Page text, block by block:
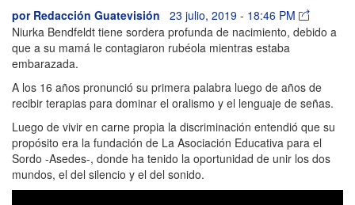
por Redacción Guatevisión
23 julio, 2019 - 18:46 PM
Niurka Bendfeldt tiene sordera profunda de nacimiento, debido a
que a su mamá le contagiaron rubéola mientras estaba
embarazada.
A los 16 años pronunció su primera palabra luego de años de
recibir terapias para dominar el oralismo y el lenguaje de señas.
Luego de vivir en carne propia la discriminación entendió que su
propósito era la fundación de La Asociación Educativa para el
Sordo -Asedes-, donde ha tenido la oportunidad de unir los dos
mundos, el del silencio y el del sonido.